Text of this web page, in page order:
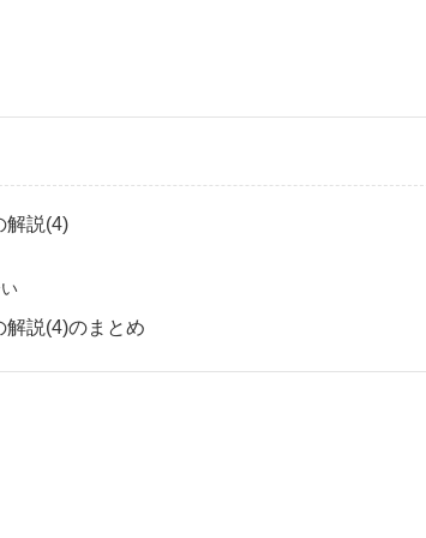
解説(4)
説(4)のまとめ